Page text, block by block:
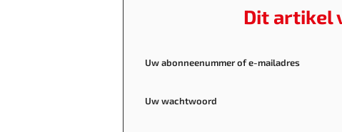
Dit artikel
Uw abonneenummer of e-mailadres
Uw wachtwoord